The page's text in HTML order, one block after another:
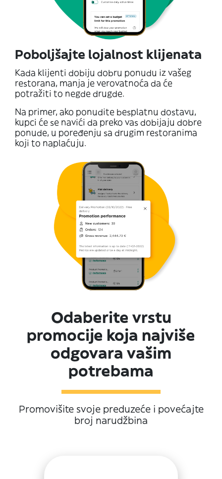
Poboljšajte lojalnost klijenata
Kada klijenti dobiju dobru ponudu iz vašeg
restorana, manja je verovatnoća da će
potražiti to negde drugde.
Na primer, ako ponudite besplatnu dostavu,
kupci će se navići da preko vas dobijaju dobre
ponude, u poređenju sa drugim restoranima
koji to naplaćuju.
Odaberite vrstu
promocije koja najviše
odgovara vašim
potrebama
Promovišite svoje preduzeće i povećajte
broj narudžbina